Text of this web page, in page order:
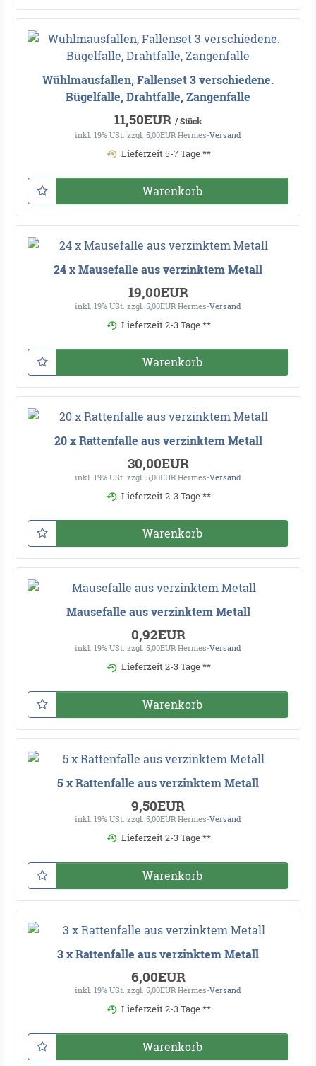
Wühlmausfallen, Fallenset 3 verschiedene.
Bügelfalle, Drahtfalle, Zangenfalle
11,50EUR / Stück
inkl. 19% USt. zzgl. 5,00EUR Hermes-Versand
Lieferzeit 5-7 Tage **
Warenkorb
24 x Mausefalle aus verzinktem Metall
19,00EUR
inkl. 19% USt. zzgl. 5,00EUR Hermes-Versand
Lieferzeit 2-3 Tage **
Warenkorb
20 x Rattenfalle aus verzinktem Metall
30,00EUR
inkl. 19% USt. zzgl. 5,00EUR Hermes-Versand
Lieferzeit 2-3 Tage **
Warenkorb
Mausefalle aus verzinktem Metall
0,92EUR
inkl. 19% USt. zzgl. 5,00EUR Hermes-Versand
Lieferzeit 2-3 Tage **
Warenkorb
5 x Rattenfalle aus verzinktem Metall
9,50EUR
inkl. 19% USt. zzgl. 5,00EUR Hermes-Versand
Lieferzeit 2-3 Tage **
Warenkorb
3 x Rattenfalle aus verzinktem Metall
6,00EUR
inkl. 19% USt. zzgl. 5,00EUR Hermes-Versand
Lieferzeit 2-3 Tage **
Warenkorb